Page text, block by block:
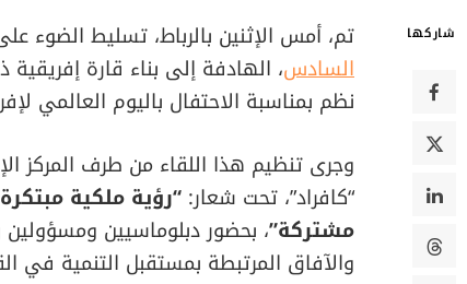
شاركها تم، أمس الإثنين بالرباط، تسليط الضوء
السادس، الهادفة إلى بناء قارة
نظم بمناسبة الاحتفال باليوم العالمي
وجرى تنظيم هذا اللقاء من طرف المركز
“كافراد”، تحت شعار: “رؤية ملكية
مشتركة”، بحضور دبلوماسيين ومسؤولين
والآفاق المرتبطة بمستقبل التنمية في